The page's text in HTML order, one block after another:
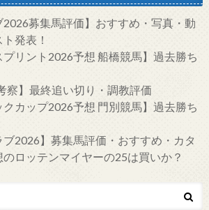
2026募集馬評価】おすすめ・写真・動
発表！
プリント2026予想 船橋競馬】過去勝ち
察】最終追い切り・調教評価
クカップ2026予想 門別競馬】過去勝ち
ブ2026】募集馬評価・おすすめ・カタ
ロッテンマイヤーの25は買いか？